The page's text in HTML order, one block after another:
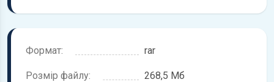
Формат: rar
Розмір файлу: 268,5 Мб